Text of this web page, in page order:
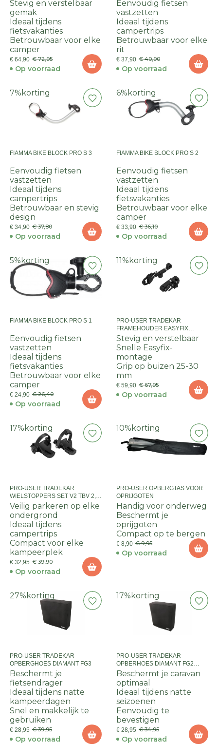
Stevig en verstelbaar
gemak
Ideaal tijdens
fietsvakanties
Betrouwbaar voor elke
camper
€ 64,90 € 72,95
Op voorraad
Eenvoudig fietsen
vastzetten
Ideaal tijdens
campertrips
Betrouwbaar voor elke
rit
€ 37,90 € 40,90
Op voorraad
7% korting
FIAMMA BIKE BLOCK PRO S 3
Eenvoudig fietsen
vastzetten
Ideaal tijdens
campertrips
Betrouwbaar en stevig
design
€ 34,90 € 37,80
Op voorraad
6% korting
FIAMMA BIKE BLOCK PRO S 2
Eenvoudig fietsen
vastzetten
Ideaal tijdens
fietsvakanties
Betrouwbaar voor elke
camper
€ 33,90 € 36,10
Op voorraad
5% korting
FIAMMA BIKE BLOCK PRO S 1
Eenvoudig fietsen
vastzetten
Ideaal tijdens
fietsvakanties
Betrouwbaar voor elke
camper
€ 24,90 € 26,40
Op voorraad
11% korting
PRO-USER TRADEKAR
FRAMEHOUDER EASYFIX
VERSTELBAAR 27CM (25-30MM)
Stevig en verstelbaar
Snelle Easyfix-
montage
Grip op buizen 25-30
mm
€ 59,90 € 67,95
Op voorraad
17% korting
PRO-USER TRADEKAR
WIELSTOPPERS SET V2 TBV 2,2-
3,25 BANDEN
Veilig parkeren op elke
ondergrond
Ideaal tijdens
campertrips
Compact voor elke
kampeerplek
€ 32,95 € 39,90
Op voorraad
10% korting
PRO-USER OPBERGTAS VOOR
OPRIJGOTEN
Handig voor onderweg
Beschermt je
oprijgoten
Compact op te bergen
€ 8,90 € 9,95
Op voorraad
27% korting
PRO-USER TRADEKAR
OPBERGHOES DIAMANT FG3
Beschermt je
fietsendrager
Ideaal tijdens natte
kampeerdagen
Snel en makkelijk te
gebruiken
€ 28,95 € 39,95
Op voorraad
17% korting
PRO-USER TRADEKAR
OPBERHOES DIAMANT FG2
PLUS
Beschermt je caravan
optimaal
Ideaal tijdens natte
seizoenen
Eenvoudig te
bevestigen
€ 28,95 € 34,95
Op voorraad